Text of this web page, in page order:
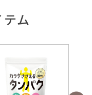
ム